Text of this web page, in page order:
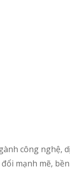
công nghệ,
mạnh mẽ,